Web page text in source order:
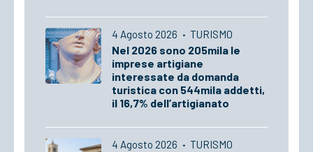
4 Agosto 2026 · TURISMO
Nel 2026 sono 205mila le
imprese artigiane
interessate da domanda
turistica con 544mila addetti,
il 16,7% dell’artigianato
4 Agosto 2026 · TURISMO